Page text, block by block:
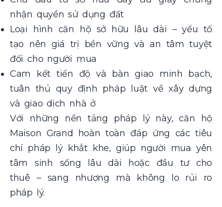
nhận quyền sử dụng đất
Loại hình căn hộ sở hữu lâu dài – yếu tố
tạo nên giá trị bền vững và an tâm tuyệt
đối cho người mua
Cam kết tiến độ và bàn giao minh bạch,
tuân thủ quy định pháp luật về xây dựng
và giao dịch nhà ở
Với những nền tảng pháp lý này, căn hộ
Maison Grand hoàn toàn đáp ứng các tiêu
chí pháp lý khắt khe, giúp người mua yên
tâm sinh sống lâu dài hoặc đầu tư cho
thuê – sang nhượng mà không lo rủi ro
pháp lý.